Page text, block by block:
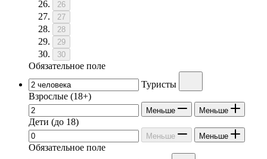
26
27
28
29
30
Обязательное поле
Туристы
Взрослые (18+)
Меньше Меньше
Дети (до 18)
Меньше Меньше
Обязательное поле